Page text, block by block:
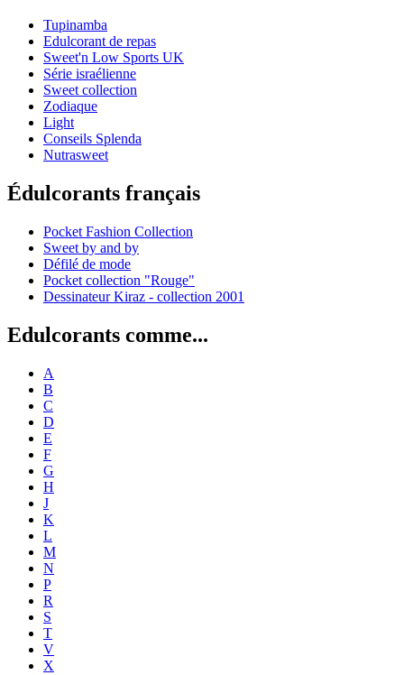
Tupinamba
Edulcorant de repas
Sweet'n Low Sports UK
Série israélienne
Sweet collection
Zodiaque
Light
Conseils Splenda
Nutrasweet
Édulcorants français
Pocket Fashion Collection
Sweet by and by
Défilé de mode
Pocket collection "Rouge"
Dessinateur Kiraz - collection 2001
Edulcorants comme...
A
B
C
D
E
F
G
H
J
K
L
M
N
P
R
S
T
V
X